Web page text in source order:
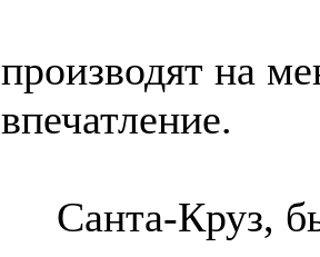
производят на
впечатление.
Санта-Круз,